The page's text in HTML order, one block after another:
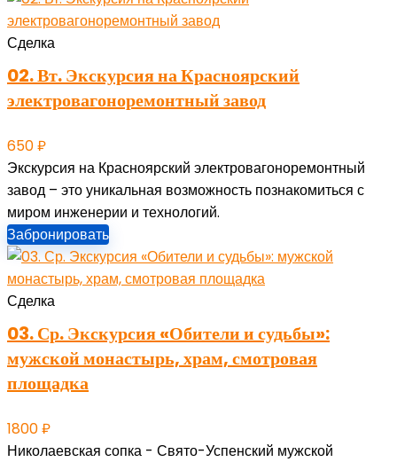
Сделка
02. Вт. Экскурсия на Красноярский
электровагоноремонтный завод
650₽
Экскурсия на Красноярский электровагоноремонтный
завод – это уникальная возможность познакомиться с
миром инженерии и технологий.
Забронировать
Сделка
03. Ср. Экскурсия «Обители и судьбы»:
мужской монастырь, храм, смотровая
площадка
1800₽
Николаевская сопка - Свято-Успенский мужской